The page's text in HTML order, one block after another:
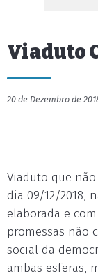
Viaduto
20 de Dezembro de
Viaduto que
dia 09/12/2018,
elaborada e
promessas não
social da
ambas esferas,